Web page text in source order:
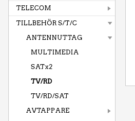
TELECOM
TILLBEHÖR S/T/C
ANTENNUTTAG
MULTIMEDIA
SATx2
TV/RD
TV/RD/SAT
AVTAPPARE